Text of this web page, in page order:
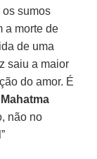
os sumos
a morte de
de uma
saiu a maior
do amor. É
Mahatma
não no